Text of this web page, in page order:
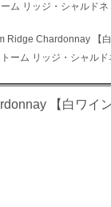
ム リッジ・シャルド
Chardonnay 【
ーム リッジ・シャル
【白ワイ